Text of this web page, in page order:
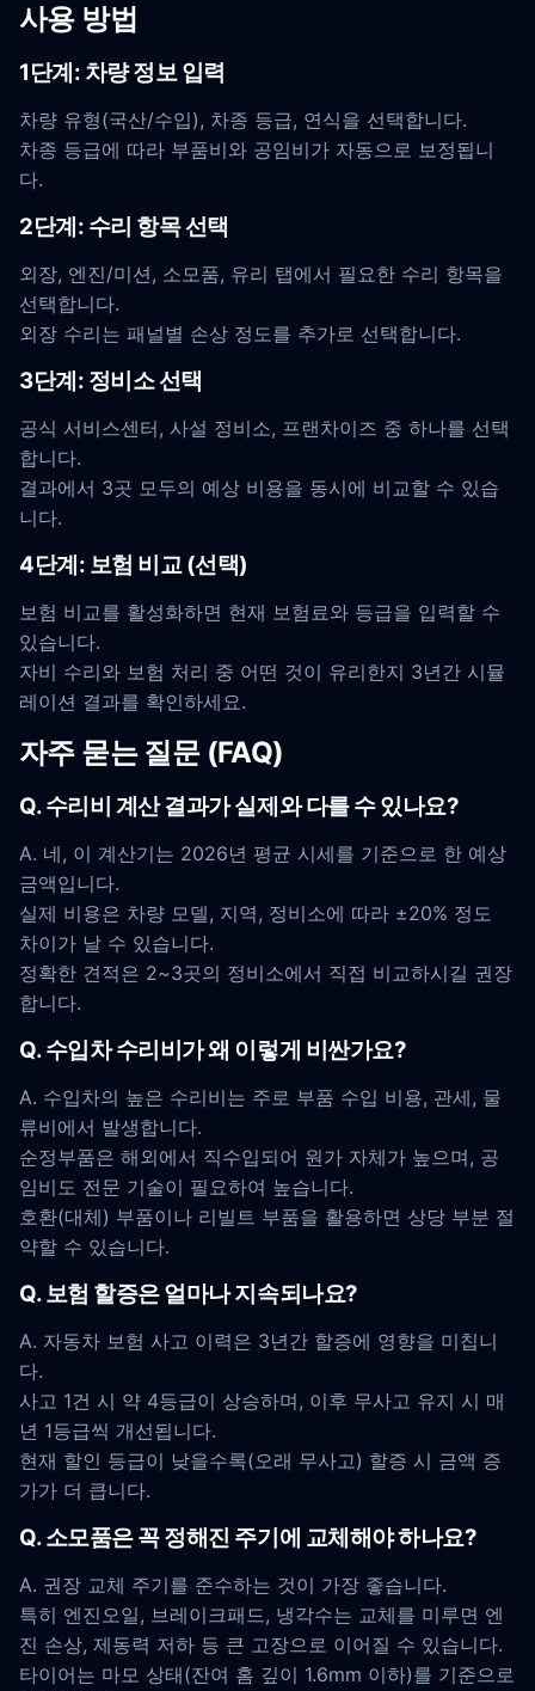
사용 방법
1단계: 차량 정보 입력
차량 유형(국산/수입), 차종 등급, 연식을 선택합니다.
차종 등급에 따라 부품비와 공임비가 자동으로 보정됩니
다.
2단계: 수리 항목 선택
외장, 엔진/미션, 소모품, 유리 탭에서 필요한 수리 항목을
선택합니다.
외장 수리는 패널별 손상 정도를 추가로 선택합니다.
3단계: 정비소 선택
공식 서비스센터, 사설 정비소, 프랜차이즈 중 하나를 선택
합니다.
결과에서 3곳 모두의 예상 비용을 동시에 비교할 수 있습
니다.
4단계: 보험 비교 (선택)
보험 비교를 활성화하면 현재 보험료와 등급을 입력할 수
있습니다.
자비 수리와 보험 처리 중 어떤 것이 유리한지 3년간 시뮬
레이션 결과를 확인하세요.
자주 묻는 질문 (FAQ)
Q. 수리비 계산 결과가 실제와 다를 수 있나요?
A. 네, 이 계산기는 2026년 평균 시세를 기준으로 한 예상
금액입니다.
실제 비용은 차량 모델, 지역, 정비소에 따라 ±20% 정도
차이가 날 수 있습니다.
정확한 견적은 2~3곳의 정비소에서 직접 비교하시길 권장
합니다.
Q. 수입차 수리비가 왜 이렇게 비싼가요?
A. 수입차의 높은 수리비는 주로 부품 수입 비용, 관세, 물
류비에서 발생합니다.
순정부품은 해외에서 직수입되어 원가 자체가 높으며, 공
임비도 전문 기술이 필요하여 높습니다.
호환(대체) 부품이나 리빌트 부품을 활용하면 상당 부분 절
약할 수 있습니다.
Q. 보험 할증은 얼마나 지속되나요?
A. 자동차 보험 사고 이력은 3년간 할증에 영향을 미칩니
다.
사고 1건 시 약 4등급이 상승하며, 이후 무사고 유지 시 매
년 1등급씩 개선됩니다.
현재 할인 등급이 낮을수록(오래 무사고) 할증 시 금액 증
가가 더 큽니다.
Q. 소모품은 꼭 정해진 주기에 교체해야 하나요?
A. 권장 교체 주기를 준수하는 것이 가장 좋습니다.
특히 엔진오일, 브레이크패드, 냉각수는 교체를 미루면 엔
진 손상, 제동력 저하 등 큰 고장으로 이어질 수 있습니다.
타이어는 마모 상태(잔여 홈 깊이 1.6mm 이하)를 기준으로